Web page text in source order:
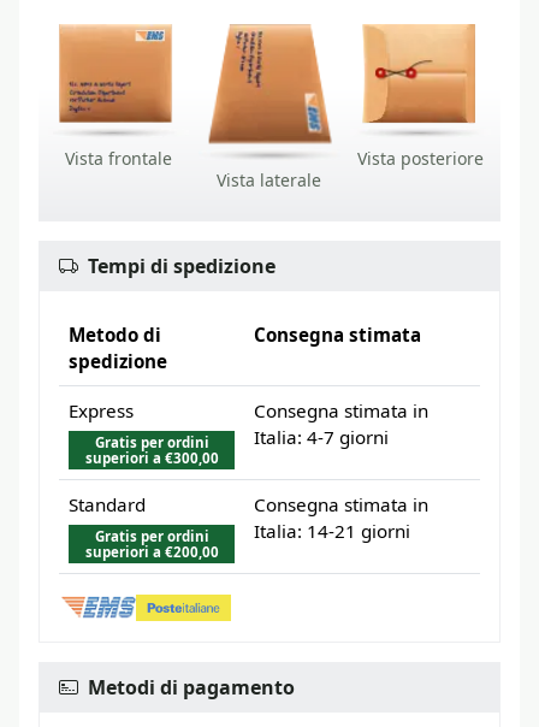
Vista frontale
Vista laterale
Vista posteriore
Tempi di spedizione
Metodo di
spedizione
Consegna stimata
Express
Gratis per ordini
superiori a €300,00
Consegna stimata in
Italia: 4-7 giorni
Standard
Gratis per ordini
superiori a €200,00
Consegna stimata in
Italia: 14-21 giorni
Metodi di pagamento